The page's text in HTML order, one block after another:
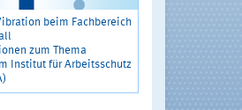
beim Fachbereich
zum Thema
Institut für Arbeitsschutz